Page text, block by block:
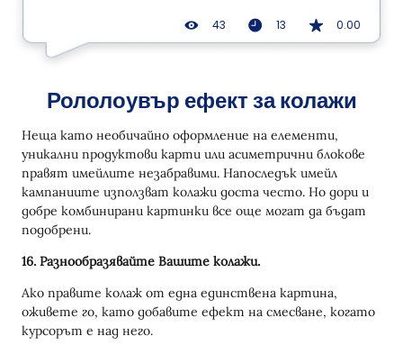
43 13 0.00
Рололоувър ефект за колажи
Неща като необичайно оформление на елементи,
уникални продуктови карти или асиметрични блокове
правят имейлите незабравими. Напоследък имейл
кампаниите използват колажи доста често. Но дори и
добре комбинирани картинки все още могат да бъдат
подобрени.
16. Разнообразявайте Вашите колажи.
Ако правите колаж от една единствена картина,
оживете го, като добавите ефект на смесване, когато
курсорът е над него.